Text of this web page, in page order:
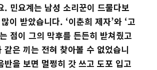
. 민요계는 남성 소리꾼이 드물다보
이 받았습니다. ‘이춘희 제자’와 ‘고
점이 그의 막후를 든든히 받쳐줬고
은 끼는 전혀 찾아볼 수 없었습니
반을 보면 멀쩡히 갓 쓰고 도포 입고